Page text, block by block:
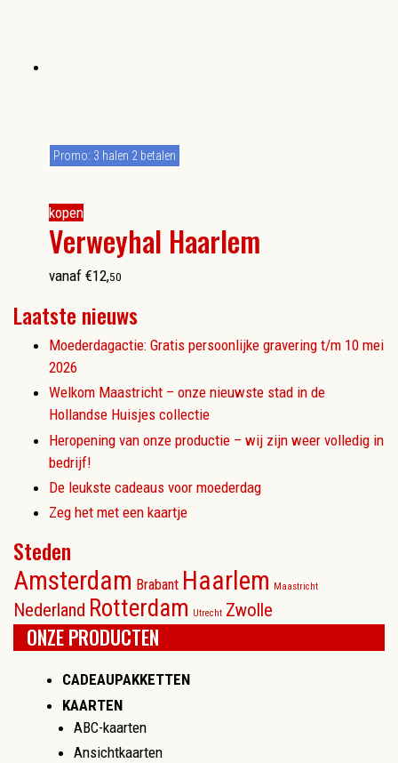
kopen
Verweyhal Haarlem
Promo: 3 halen 2 betalen
vanaf €12,50
Laatste nieuws
Moederdagactie: Gratis persoonlijke gravering t/m 10 mei
2026
Welkom Maastricht – onze nieuwste stad in de
Hollandse Huisjes collectie
Heropening van onze productie – wij zijn weer volledig in
bedrijf!
De leukste cadeaus voor moederdag
Zeg het met een kaartje
Steden
Amsterdam Brabant Haarlem Maastricht
Nederland Rotterdam Utrecht Zwolle
ONZE PRODUCTEN
CADEAUPAKKETTEN
KAARTEN
ABC-kaarten
Ansichtkaarten